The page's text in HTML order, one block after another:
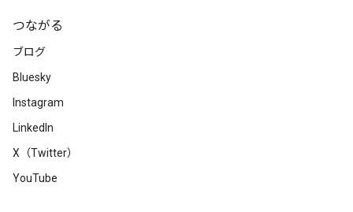
つながる
ブログ
Bluesky
Instagram
LinkedIn
X（Twitter）
YouTube